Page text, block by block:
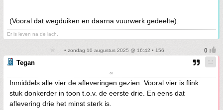
(Vooral dat wegduiken en daarna vuurwerk gedeelte).
Er is leven na de lach.
• zondag 10 augustus 2025 @ 16:42 • 156
Tegan
∞
Inmiddels alle vier de afleveringen gezien. Vooral vier is flink
stuk donkerder in toon t.o.v. de eerste drie. En eens dat
aflevering drie het minst sterk is.